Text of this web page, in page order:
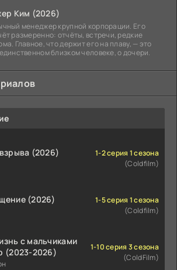
Ким (2026)
менеджер крупной корпорации. Его
размеренно: отчёты, встречи, редкие
Главное, что держит его на плаву, — это
близком человеке, о дочери.
(2026)
1-2 серия 1 сезона
(Coldfilm)
(2026)
1-5 серия 1 сезона
(Coldfilm)
с мальчиками
(2023-2026)
1-10 серия 3 сезона
(ColdFilm)